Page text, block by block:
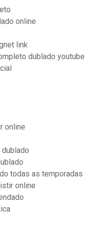
online
link
dublado youtube
online
todas as temporadas
online